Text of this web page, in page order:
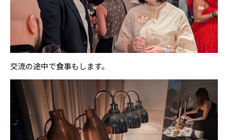
交流の途中で食事もします。